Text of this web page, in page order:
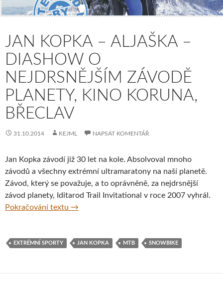
JAN KOPKA – ALJAŠKA –
DIASHOW O
NEJDRSNĚJŠÍM ZÁVODĚ
PLANETY, KINO KORUNA,
BŘECLAV
31.10.2014 KEJML NAPSAT KOMENTÁŘ
Jan Kopka závodí již 30 let na kole. Absolvoval mnoho
závodů a všechny extrémní ultramaratony na naší planetě.
Závod, který se považuje, a to oprávněně, za nejdrsnější
závod planety, Iditarod Trail Invitational v roce 2007 vyhrál.
Pokračování textu Jan Kopka – Aljaška – diashow o
→
EXTRÉMNÍ SPORTY JAN KOPKA MTB SNOWBIKE